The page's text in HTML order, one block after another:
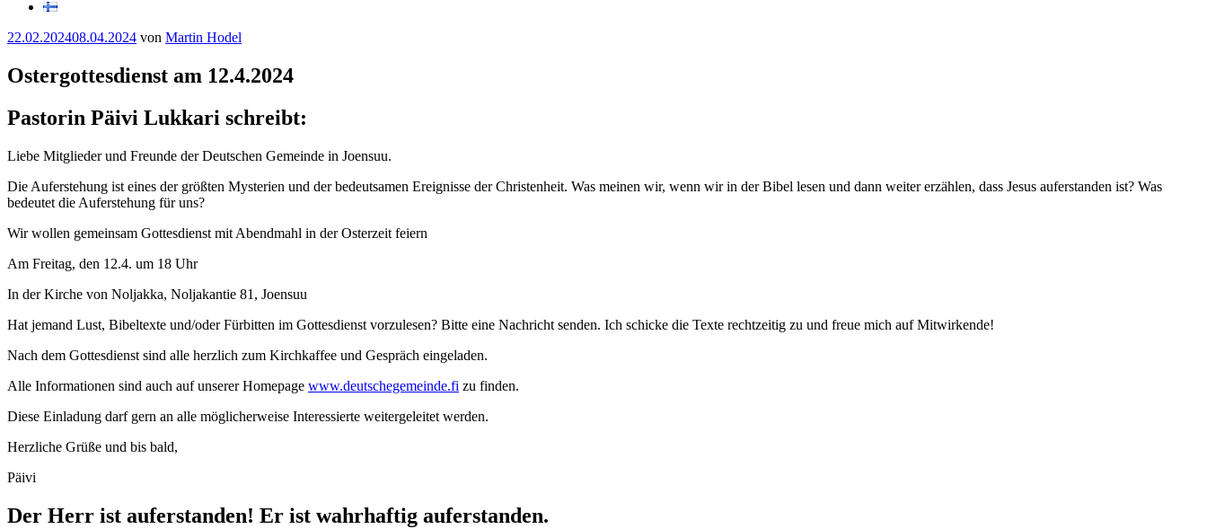
Veröffentlicht
22.02.202408.04.2024 von Martin Hodel
Ostergottesdienst am 12.4.2024
Pastorin Päivi Lukkari schreibt:
Liebe Mitglieder und Freunde der Deutschen Gemeinde in Joensuu.
Die Auferstehung ist eines der größten Mysterien und der bedeutsamen Ereignisse der Christenheit. Was meinen wir, wenn wir in der Bibel lesen und dann weiter erzählen, dass Jesus auferstanden ist? Was
bedeutet die Auferstehung für uns?
Wir wollen gemeinsam Gottesdienst mit Abendmahl in der Osterzeit feiern
Am Freitag, den 12.4. um 18 Uhr
In der Kirche von Noljakka, Noljakantie 81, Joensuu
Hat jemand Lust, Bibeltexte und/oder Fürbitten im Gottesdienst vorzulesen? Bitte eine Nachricht senden. Ich schicke die Texte rechtzeitig zu und freue mich auf Mitwirkende!
Nach dem Gottesdienst sind alle herzlich zum Kirchkaffee und Gespräch eingeladen.
Alle Informationen sind auch auf unserer Homepage www.deutschegemeinde.fi zu finden.
Diese Einladung darf gern an alle möglicherweise Interessierte weitergeleitet werden.
Herzliche Grüße und bis bald,
Päivi
Der Herr ist auferstanden! Er ist wahrhaftig auferstanden.